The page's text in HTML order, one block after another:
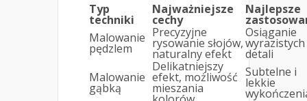
Typ
techniki
Najważniejsze
cechy
Najlepsze
Malowanie
pędzlem
Precyzyjne
rysowanie słojów,
naturalny efekt
Osiąganie
wyrazistych
detali
Malowanie
gąbką
Delikatniejszy
efekt, możliwość
mieszania
Subtelne i
lekkie